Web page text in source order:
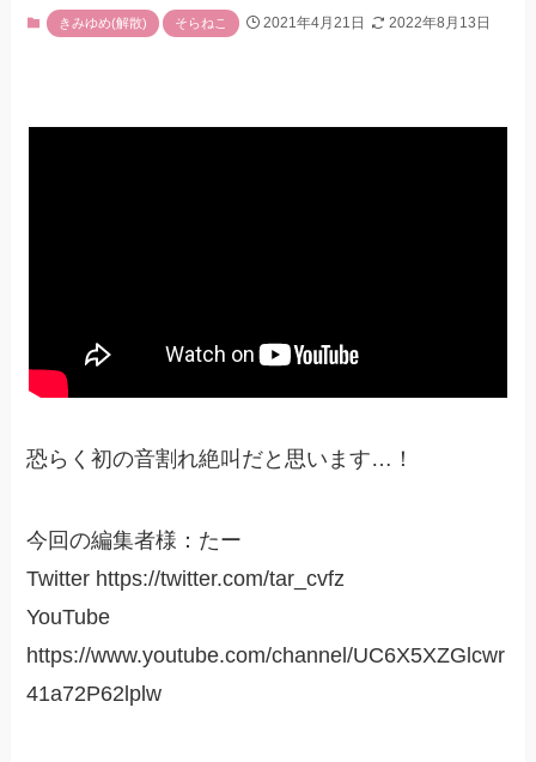
きみゆめ(解散) そらねこ 2021年4月21日 2022年8月13日
恐らく初の音割れ絶叫だと思います…！
今回の編集者様：たー
Twitter https://twitter.com/tar_cvfz
YouTube
https://www.youtube.com/channel/UC6X5XZGlcwr
41a72P62lplw